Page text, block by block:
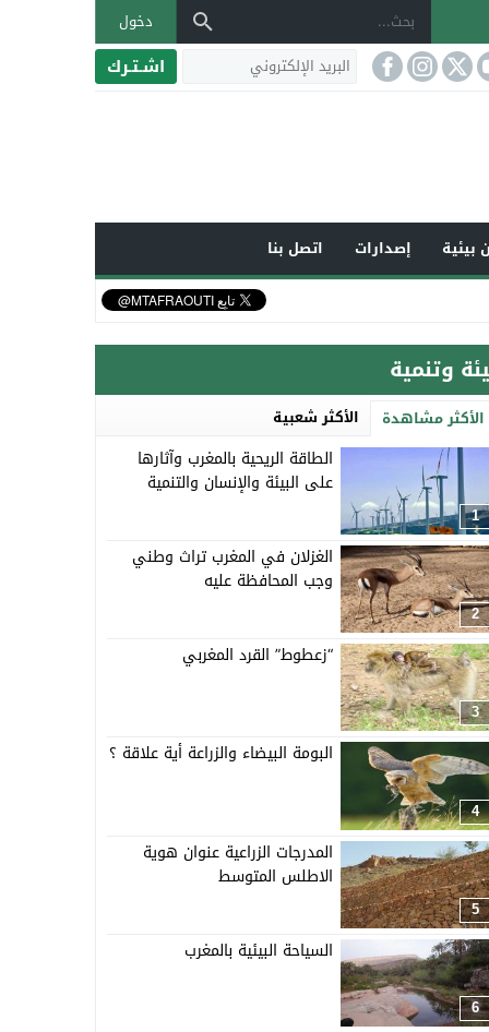
دخول
اشـتـرك
بيئية إصدارات اتصل بنا
وتنمية
الأكثر مشاهدة الأكثر شعبية
1
الطاقة الريحية بالمغرب وآثارها
على البيئة والإنسان والتنمية
2
الغزلان في المغرب تراث وطني
وجب المحافظة عليه
3
“زعطوط” القرد المغربي
4
البومة البيضاء والزراعة أية علاقة ؟
5
المدرجات الزراعية عنوان هوية
الاطلس المتوسط
6
السياحة البيئية بالمغرب